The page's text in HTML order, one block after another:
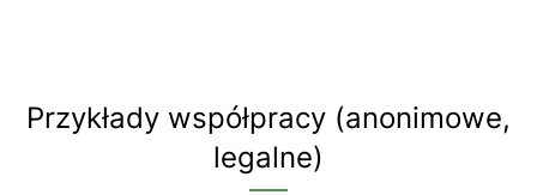
Przykłady współpracy (anonimowe,
legalne)